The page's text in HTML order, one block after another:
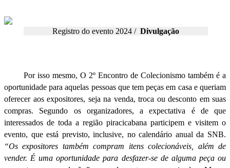
Registro do evento 2024 / Divulgação
Por isso mesmo, O 2º Encontro de Colecionismo também é a
oportunidade para aquelas pessoas que tem peças em casa e queriam
oferecer aos expositores, seja na venda, troca ou desconto em suas
compras. Segundo os organizadores, a expectativa é de que
interessados de toda a região piracicabana participem e visitem o
evento, que está previsto, inclusive, no calendário anual da SNB.
“Os expositores também compram itens colecionáveis, além de
vender. É uma oportunidade para desfazer-se de alguma peça ou